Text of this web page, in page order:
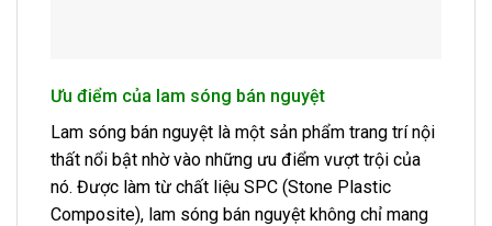
Ưu điểm của lam sóng bán nguyệt
Lam sóng bán nguyệt là một sản phẩm trang trí nội
thất nổi bật nhờ vào những ưu điểm vượt trội của
nó. Được làm từ chất liệu SPC (Stone Plastic
Composite), lam sóng bán nguyệt không chỉ mang